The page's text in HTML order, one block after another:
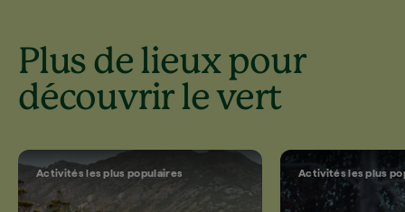
Plus de lieux pour
découvrir le vert
Activités les plus populaires Activités les plus